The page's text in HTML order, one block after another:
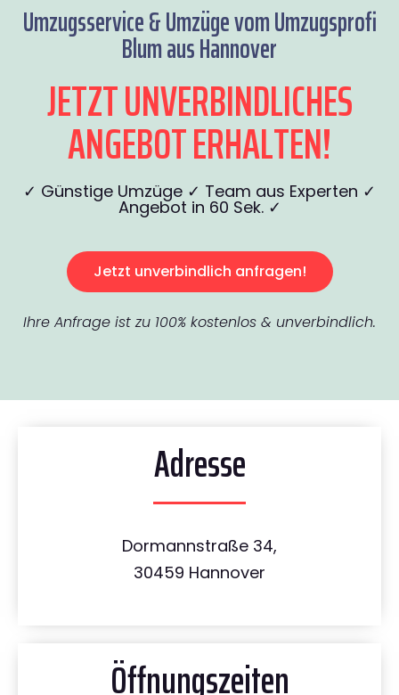
Umzugsservice & Umzüge vom Umzugsprofi
Blum aus Hannover
JETZT UNVERBINDLICHES
ANGEBOT ERHALTEN!
✓ Günstige Umzüge ✓ Team aus Experten ✓
Angebot in 60 Sek. ✓
Jetzt unverbindlich anfragen!
Ihre Anfrage ist zu 100% kostenlos & unverbindlich.
Adresse
Dormannstraße 34,
30459 Hannover
Öffnungszeiten